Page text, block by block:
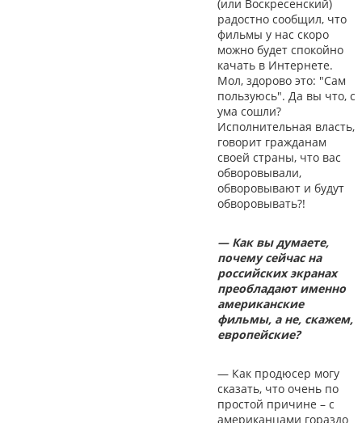
(или Воскресенский)
радостно сообщил, что
фильмы у нас скоро
можно будет спокойно
качать в Интернете.
Мол, здорово это: "Сам
пользуюсь". Да вы что, с
ума сошли?
Исполнительная власть,
говорит гражданам
своей страны, что вас
обворовывали,
обворовывают и будут
обворовывать?!
— Как вы думаете,
почему сейчас на
российских экранах
преобладают именно
американские
фильмы, а не, скажем,
европейские?
— Как продюсер могу
сказать, что очень по
простой причине – с
американцами гораздо